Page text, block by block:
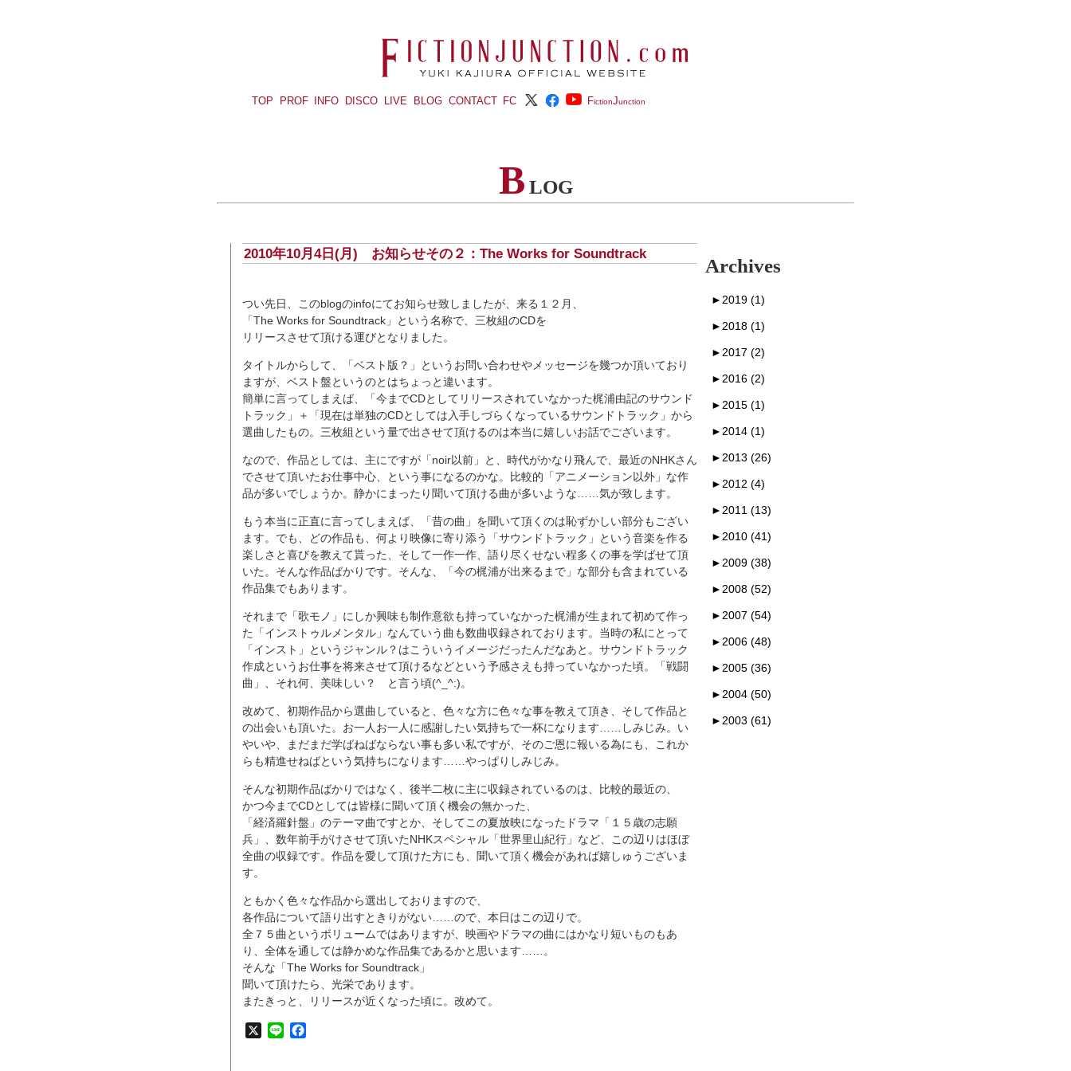
TOP PROF INFO DISCO LIVE BLOG CONTACT FC FictionJunction
B LOG
2010年10月4日(月) お知らせその２：The Works for Soundtrack
つい先日、このblogのinfoにてお知らせ致しましたが、来る１２月、
「The Works for Soundtrack」という名称で、三枚組のCDを
リリースさせて頂ける運びとなりました。
タイトルからして、「ベスト版？」というお問い合わせやメッセージを幾つか頂いており
ますが、ベスト盤というのとはちょっと違います。
簡単に言ってしまえば、「今までCDとしてリリースされていなかった梶浦由記のサウンド
トラック」＋「現在は単独のCDとしては入手しづらくなっているサウンドトラック」から
選曲したもの。三枚組という量で出させて頂けるのは本当に嬉しいお話でございます。
なので、作品としては、主にですが「noir以前」と、時代がかなり飛んで、最近のNHKさん
でさせて頂いたお仕事中心、という事になるのかな。比較的「アニメーション以外」な作
品が多いでしょうか。静かにまったり聞いて頂ける曲が多いような……気が致します。
もう本当に正直に言ってしまえば、「昔の曲」を聞いて頂くのは恥ずかしい部分もござい
ます。でも、どの作品も、何より映像に寄り添う「サウンドトラック」という音楽を作る
楽しさと喜びを教えて貰った、そして一作一作、語り尽くせない程多くの事を学ばせて頂
いた。そんな作品ばかりです。そんな、「今の梶浦が出来るまで」な部分も含まれている
作品集でもあります。
それまで「歌モノ」にしか興味も制作意欲も持っていなかった梶浦が生まれて初めて作っ
た「インストゥルメンタル」なんていう曲も数曲収録されております。当時の私にとって
「インスト」というジャンル？はこういうイメージだったんだなあと。サウンドトラック
作成というお仕事を将来させて頂けるなどという予感さえも持っていなかった頃。「戦闘
曲」、それ何、美味しい？ と言う頃(^_^:)。
改めて、初期作品から選曲していると、色々な方に色々な事を教えて頂き、そして作品と
の出会いも頂いた。お一人お一人に感謝したい気持ちで一杯になります……しみじみ。い
やいや、まだまだ学ばねばならない事も多い私ですが、そのご恩に報いる為にも、これか
らも精進せねばという気持ちになります……やっぱりしみじみ。
そんな初期作品ばかりではなく、後半二枚に主に収録されているのは、比較的最近の、
かつ今までCDとしては皆様に聞いて頂く機会の無かった、
「経済羅針盤」のテーマ曲ですとか、そしてこの夏放映になったドラマ「１５歳の志願
兵」、数年前手がけさせて頂いたNHKスペシャル「世界里山紀行」など、この辺りはほぼ
全曲の収録です。作品を愛して頂けた方にも、聞いて頂く機会があれば嬉しゅうございま
す。
ともかく色々な作品から選出しておりますので、
各作品について語り出すときりがない……ので、本日はこの辺りで。
全７５曲というボリュームではありますが、映画やドラマの曲にはかなり短いものもあ
り、全体を通しては静かめな作品集であるかと思います……。
そんな「The Works for Soundtrack」
聞いて頂けたら、光栄であります。
またきっと、リリースが近くなった頃に。改めて。
X Line
Archives
► 2019 (1)
► 2018 (1)
► 2017 (2)
► 2016 (2)
► 2015 (1)
► 2014 (1)
► 2013 (26)
► 2012 (4)
► 2011 (13)
► 2010 (41)
► 2009 (38)
► 2008 (52)
► 2007 (54)
► 2006 (48)
► 2005 (36)
► 2004 (50)
► 2003 (61)